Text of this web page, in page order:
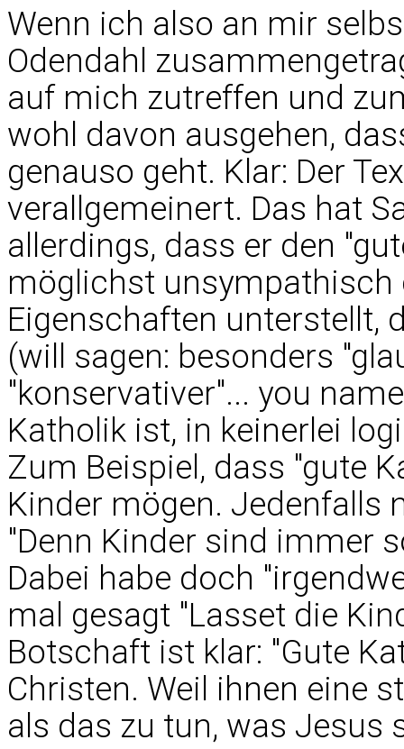
Wenn ich also an mir
Odendahl
auf mich zutreffen und
wohl davon ausgehen,
genauso geht. Klar: Der
verallgemeinert. Das hat
allerdings, dass er den
möglichst unsympathisch
Eigenschaften unterstellt,
(will sagen: besonders
"konservativer"... you
Katholik ist, in keinerlei
Zum Beispiel, dass "gute
Kinder mögen. Jedenfalls
"Denn Kinder sind immer
Dabei habe doch
mal gesagt "Lasset die
Botschaft ist klar: "Gute
Christen. Weil ihnen eine
als das zu tun, was Jesus